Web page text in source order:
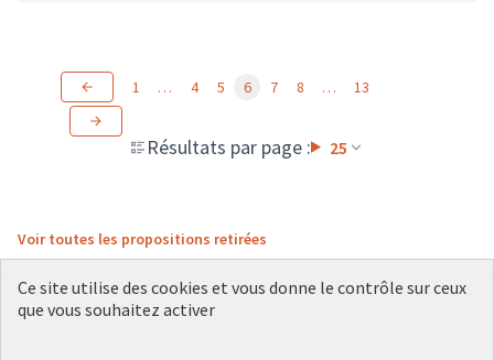
Résultats par page : 25
1 … 4 5 6 7 8 … 13
Voir toutes les propositions retirées
Ce site utilise des cookies et vous donne le contrôle sur ceux
que vous souhaitez activer